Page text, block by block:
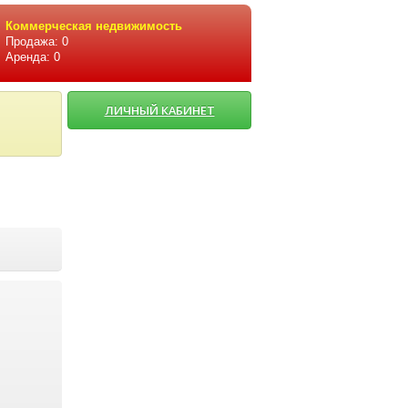
Коммерческая недвижимость
Продажа: 0
Аренда: 0
ЛИЧНЫЙ КАБИНЕТ